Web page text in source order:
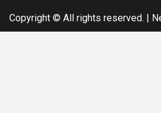
Copyright © All rights reserved. |